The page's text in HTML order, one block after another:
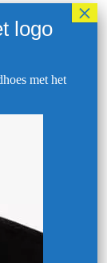
met het